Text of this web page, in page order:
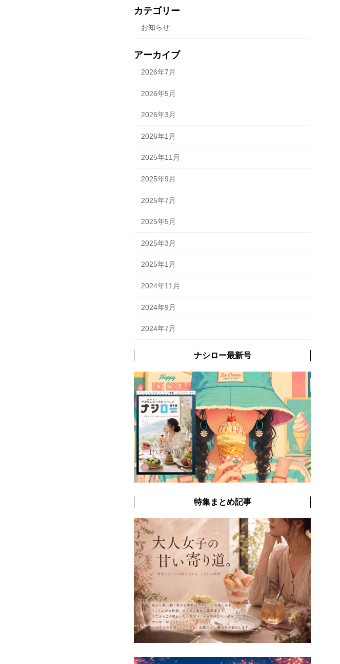
カテゴリー
お知らせ
アーカイブ
2026年7月
2026年5月
2026年3月
2026年1月
2025年11月
2025年9月
2025年7月
2025年5月
2025年3月
2025年1月
2024年11月
2024年9月
2024年7月
ナシロー最新号
特集まとめ記事